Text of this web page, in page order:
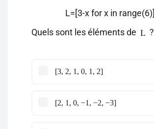
L=[3-x for x in range(6)]
Quels sont les éléments de L ?
[3, 2, 1, 0, 1, 2]
[2, 1, 0, −1, −2, −3]